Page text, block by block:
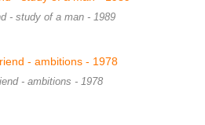
- study of a man - 1989
- ambitions - 1978